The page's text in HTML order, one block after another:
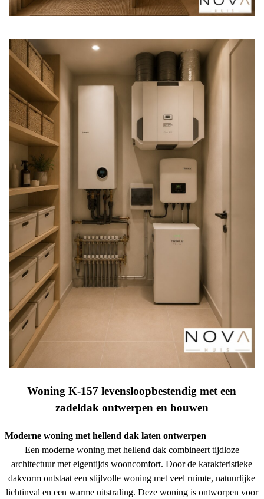
Woning K-157 levensloopbestendig met een
zadeldak ontwerpen en bouwen
Moderne woning met hellend dak laten ontwerpen
Een moderne woning met hellend dak combineert tijdloze
architectuur met eigentijds wooncomfort. Door de karakteristieke
dakvorm ontstaat een stijlvolle woning met veel ruimte, natuurlijke
lichtinval en een warme uitstraling. Deze woning is ontworpen voor